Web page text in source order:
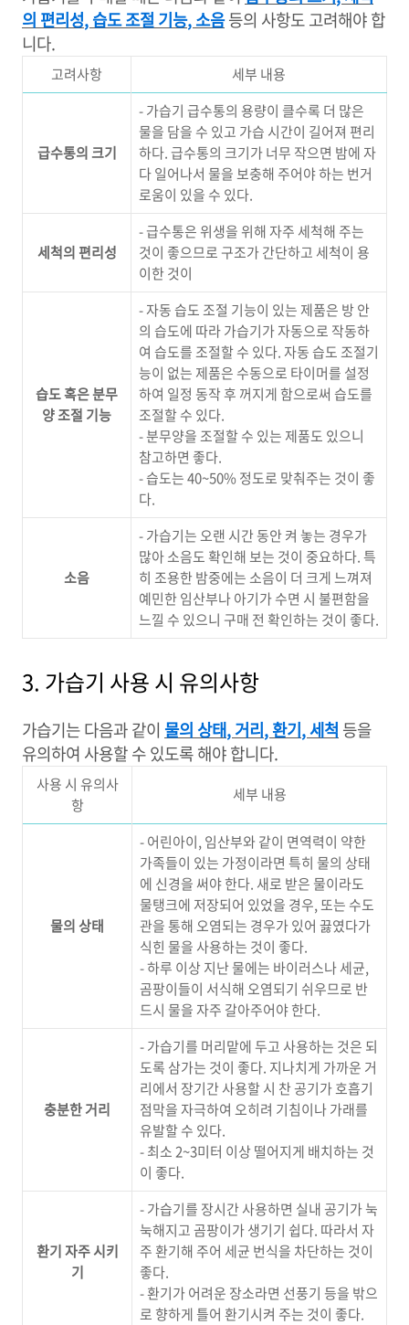
의 편리성,습도 조절 기능,소음등의 사항도 고려해야 합
니다.
고려사항 세부 내용
급수통의 크기
- 가습기 급수통의 용량이 클수록 더 많은
물을 담을 수 있고 가습 시간이 길어져 편리
하다. 급수통의 크기가 너무 작으면 밤에 자
다 일어나서 물을 보충해 주어야 하는 번거
로움이 있을 수 있다.
세척의 편리성
- 급수통은 위생을 위해 자주 세척해 주는
것이 좋으므로 구조가 간단하고 세척이 용
이한 것이
습도 혹은 분무
양 조절 기능
-자동 습도 조절 기능이 있는 제품은 방 안
의 습도에 따라 가습기가 자동으로 작동하
여 습도를 조절할 수 있다. 자동 습도 조절기
능이 없는 제품은 수동으로 타이머를 설정
하여 일정 동작 후 꺼지게 함으로써 습도를
조절할 수 있다.
-분무양을 조절할 수 있는 제품도 있으니
참고하면 좋다.
-습도는40~50%정도로 맞춰주는 것이 좋
다.
소음
-가습기는 오랜 시간 동안 켜 놓는 경우가
많아 소음도 확인해 보는 것이 중요하다.특
히 조용한 밤중에는 소음이 더 크게 느껴져
예민한 임산부나 아기가 수면 시 불편함을
느낄 수 있으니 구매 전 확인하는 것이 좋다.
3. 가습기 사용 시 유의사항
가습기는 다음과 같이 물의 상태,거리,환기,세척 등을
유의하여 사용할 수 있도록 해야 합니다.
사용 시 유의사
항
세부 내용
물의 상태
-어린아이, 임산부와 같이 면역력이 약한
가족들이 있는 가정이라면 특히 물의 상태
에 신경을 써야 한다. 새로 받은 물이라도
물탱크에 저장되어 있었을 경우,또는 수도
관을 통해 오염되는 경우가 있어 끓였다가
식힌 물을 사용하는 것이 좋다.
-하루 이상 지난 물에는 바이러스나 세균,
곰팡이들이 서식해 오염되기 쉬우므로 반
드시 물을 자주 갈아주어야 한다.
충분한 거리
-가습기를 머리맡에 두고 사용하는 것은 되
도록 삼가는 것이 좋다. 지나치게 가까운 거
리에서 장기간 사용할 시 찬 공기가 호흡기
점막을 자극하여 오히려 기침이나 가래를
유발할 수 있다.
-최소2~3미터 이상 떨어지게 배치하는 것
이 좋다.
환기 자주 시키
기
-가습기를 장시간 사용하면 실내 공기가 눅
눅해지고 곰팡이가 생기기 쉽다. 따라서 자
주 환기해 주어 세균 번식을 차단하는 것이
좋다.
-환기가 어려운 장소라면 선풍기 등을 밖으
로 향하게 틀어 환기시켜 주는 것이 좋다.